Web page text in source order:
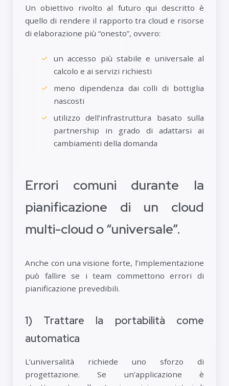
Un obiettivo rivolto al futuro qui descritto è
quello di rendere il rapporto tra cloud e risorse
di elaborazione più “onesto”, ovvero:
un accesso più stabile e universale al
calcolo e ai servizi richiesti
meno dipendenza dai colli di bottiglia
nascosti
utilizzo dell’infrastruttura basato sulla
partnership in grado di adattarsi ai
cambiamenti della domanda
Errori comuni durante la
pianificazione di un cloud
multi-cloud o “universale”.
Anche con una visione forte, l’implementazione
può fallire se i team commettono errori di
pianificazione prevedibili.
1) Trattare la portabilità come
automatica
L’universalità richiede uno sforzo di
progettazione. Se un’applicazione è